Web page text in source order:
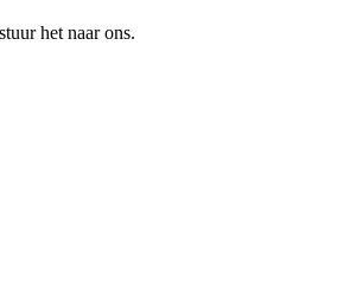
het naar ons.